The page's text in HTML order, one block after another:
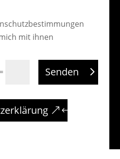
mit ihnen
= Senden